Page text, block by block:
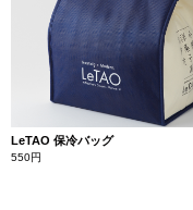
LeTAO 保冷バッグ
550円